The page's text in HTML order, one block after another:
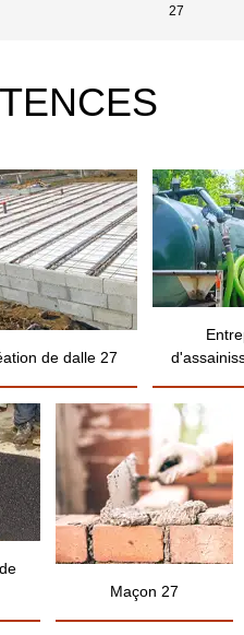
27
de dalle 27
Maçon 27